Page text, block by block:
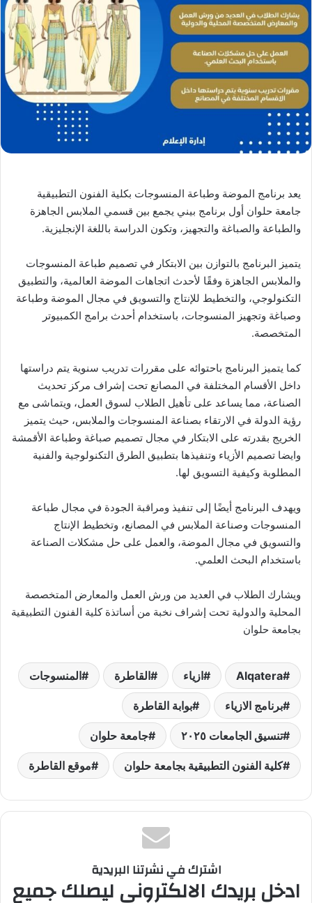
يعد برنامج الموضة وطباعة المنسوجات بكلية الفنون التطبيقية
جامعة حلوان أول برنامج بيني يجمع بين قسمي الملابس الجاهزة
والطباعة والصباغة والتجهيز، وتكون الدراسة باللغة الإنجليزية.
يتميز البرنامج بالتوازن بين الابتكار في تصميم طباعة المنسوجات
والملابس الجاهزة وفقًا لأحدث اتجاهات الموضة العالمية، والتطبيق
التكنولوجي، والتخطيط للإنتاج والتسويق في مجال الموضة وطباعة
وصباغة وتجهيز المنسوجات، باستخدام أحدث برامج الكمبيوتر
المتخصصة.
كما يتميز البرنامج باحتوائه على مقررات تدريب سنوية يتم دراستها
داخل الأقسام المختلفة في المصانع تحت إشراف مركز تحديث
الصناعة، مما يساعد على تأهيل الطلاب لسوق العمل، ويتماشى مع
رؤية الدولة في الارتقاء بصناعة المنسوجات والملابس، حيث يتميز
الخريج بقدرته على الابتكار في مجال تصميم صباغة وطباعة الأقمشة
وايضا تصميم الأزياء وتنفيذها بتطبيق الطرق التكنولوجية والفنية
المطلوبة وكيفية التسويق لها.
ويهدف البرنامج أيضًا إلى تنفيذ ومراقبة الجودة في مجال طباعة
المنسوجات وصناعة الملابس في المصانع، وتخطيط الإنتاج
والتسويق في مجال الموضة، والعمل على حل مشكلات الصناعة
باستخدام البحث العلمي.
ويشارك الطلاب في العديد من ورش العمل والمعارض المتخصصة
المحلية والدولية تحت إشراف نخبة من أساتذة كلية الفنون التطبيقية
بجامعة حلوان
Alqatera ازياء القاطرة المنسوجات
برنامج الازياء بوابة القاطرة
تنسيق الجامعات ٢٠٢٥ جامعة حلوان
كلية الفنون التطبيقية بجامعة حلوان موقع القاطرة
اشترك في نشرتنا البريدية
ادخل بريدك الالكتروني ليصلك جميع